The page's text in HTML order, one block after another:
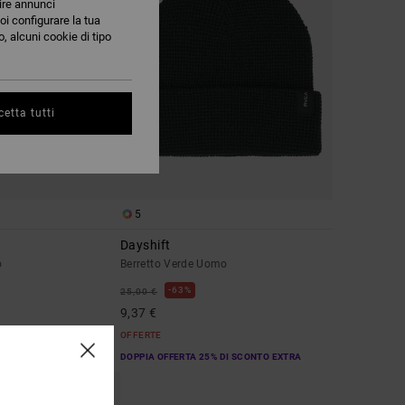
5
Dayshift
Berretto Verde Uomo
25,00 € 63%
9,37 €
OFFERTE
DOPPIA OFFERTA 25% DI SCONTO EXTRA
annunci
configurare la tua
alcuni cookie di tipo
tutti